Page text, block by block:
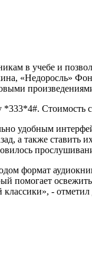
в учебе и
«Недоросль»
Стоимость
удобным
а также ставить
формат
помогает
-